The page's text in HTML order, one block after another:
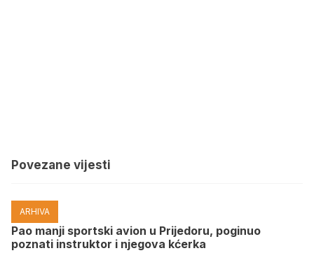
Povezane vijesti
ARHIVA
Pao manji sportski avion u Prijedoru, poginuo
poznati instruktor i njegova kćerka